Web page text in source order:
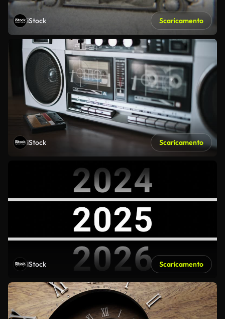
iStock Scaricamento
iStock Scaricamento
iStock Scaricamento